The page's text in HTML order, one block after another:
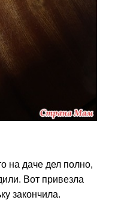
на даче дел полно,
Вот привезла
закончила.